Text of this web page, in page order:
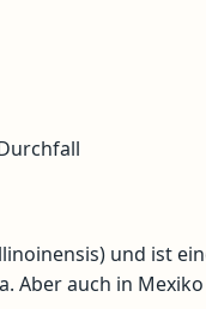
und ist
Aber auch in